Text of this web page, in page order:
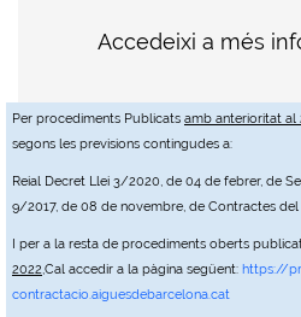
Per procediments Publicats amb anterioritat al
segons les previsions contingudes a:
Reial Decret Llei 3/2020, de 04 de febrer, de
9/2017, de 08 de novembre, de Contractes
I per a la resta de procediments oberts
2022,Cal accedir a la pàgina següent: https://
contractacio.aiguesdebarcelona.cat
Accedeixi a més